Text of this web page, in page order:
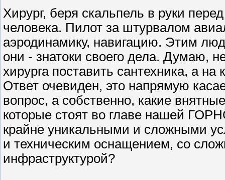
Хирург, беря скальпель в руки
человека. Пилот за штурвалом
аэродинамику, навигацию. Этим
они - знатоки своего дела. Думаю,
хирурга поставить сантехника, а
Ответ очевиден, это напрямую
вопрос, а собственно, какие
которые стоят во главе нашей
крайне уникальными и сложными
и техническим оснащением, со
инфраструктурой?